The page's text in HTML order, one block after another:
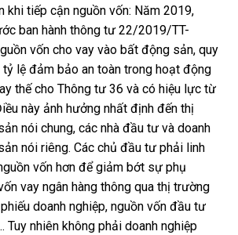
khi tiếp cận nguồn vốn: Năm 2019,
ban hành thông tư 22/2019/TT-
vốn cho vay vào bất động sản, quy
lệ đảm bảo an toàn trong hoạt động
thế cho Thông tư 36 và có hiệu lực từ
này ảnh hưởng nhất định đến thị
nói chung, các nhà đầu tư và doanh
nói riêng. Các chủ đầu tư phải linh
vốn hơn để giảm bớt sự phụ
vay ngân hàng thông qua thị trường
doanh nghiệp, nguồn vốn đầu tư
Tuy nhiên không phải doanh nghiệp